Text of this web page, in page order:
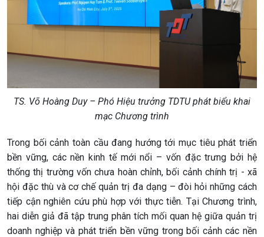
TS. Võ Hoàng Duy – Phó Hiệu trưởng TDTU phát biểu khai
mạc Chương trình
Trong bối cảnh toàn cầu đang hướng tới mục tiêu phát triển
bền vững, các nền kinh tế mới nổi – vốn đặc trưng bởi hệ
thống thị trường vốn chưa hoàn chỉnh, bối cảnh chính trị - xã
hội đặc thù và cơ chế quản trị đa dạng – đòi hỏi những cách
tiếp cận nghiên cứu phù hợp với thực tiễn. Tại Chương trình,
hai diễn giả đã tập trung phân tích mối quan hệ giữa quản trị
doanh nghiệp và phát triển bền vững trong bối cảnh các nền